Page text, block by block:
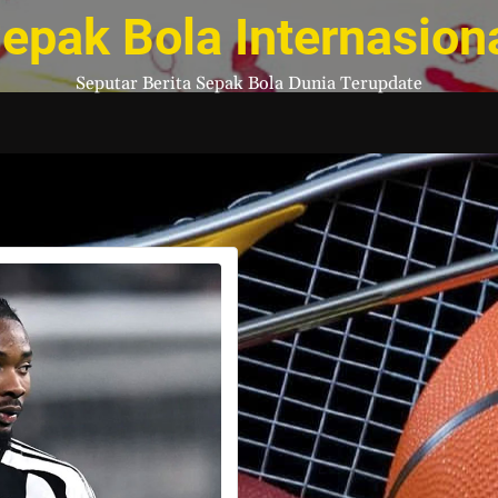
Bola
Seputar Berita Sepak Bola Dunia Terupdate